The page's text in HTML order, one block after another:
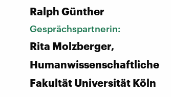
Ralph Günther
Gesprächspartnerin:
Rita Molzberger,
Humanwissenschaftliche
Fakultät Universität Köln